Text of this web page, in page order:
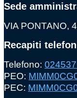
Sede
VIA PONTANO,
Recapiti
Telefono:
PEO:
PEC: